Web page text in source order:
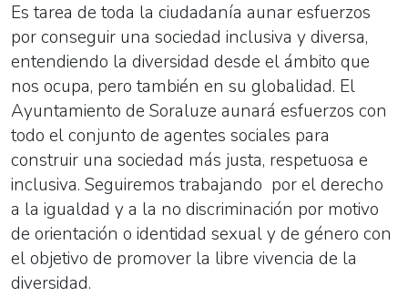
Es tarea de toda la ciudadanía aunar esfuerzos
por conseguir una sociedad inclusiva y diversa,
entendiendo la diversidad desde el ámbito que
nos ocupa, pero también en su globalidad. El
Ayuntamiento de Soraluze aunará esfuerzos con
todo el conjunto de agentes sociales para
construir una sociedad más justa, respetuosa e
inclusiva. Seguiremos trabajando por el derecho
a la igualdad y a la no discriminación por motivo
de orientación o identidad sexual y de género con
el objetivo de promover la libre vivencia de la
diversidad.